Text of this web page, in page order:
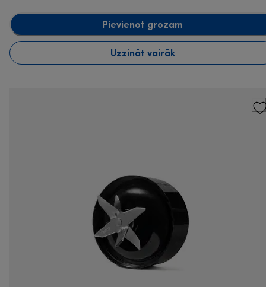
Pievienot grozam
Uzzināt vairāk